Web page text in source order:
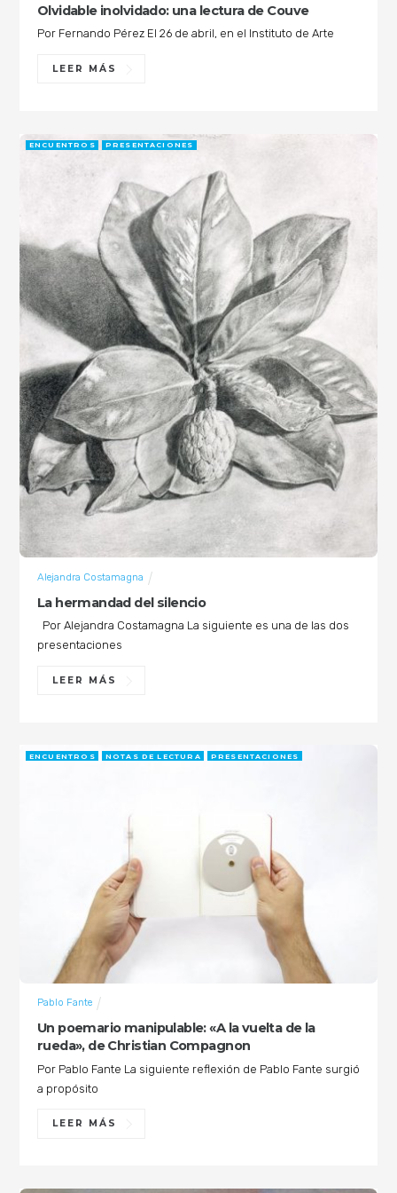
Olvidable inolvidado: una lectura de Couve
Por Fernando Pérez El 26 de abril, en el Instituto de Arte
LEER MÁS
La hermandad del silencio
Alejandra Costamagna
ENCUENTROS PRESENTACIONES
Por Alejandra Costamagna La siguiente es una de las dos
presentaciones
LEER MÁS
Un poemario manipulable: «A la vuelta de la
rueda», de Christian Compagnon
Pablo Fante
ENCUENTROS NOTAS DE LECTURA PRESENTACIONES
Por Pablo Fante La siguiente reflexión de Pablo Fante surgió
a propósito
LEER MÁS